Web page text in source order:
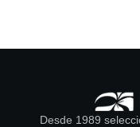
Desde 1989